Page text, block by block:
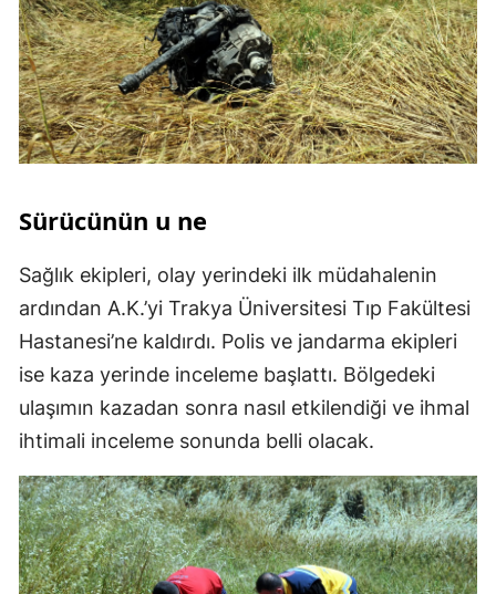
Sürücünün u ne
Sağlık ekipleri, olay yerindeki ilk müdahalenin
ardından A.K.’yi Trakya Üniversitesi Tıp Fakültesi
Hastanesi’ne kaldırdı. Polis ve jandarma ekipleri
ise kaza yerinde inceleme başlattı. Bölgedeki
ulaşımın kazadan sonra nasıl etkilendiği ve ihmal
ihtimali inceleme sonunda belli olacak.